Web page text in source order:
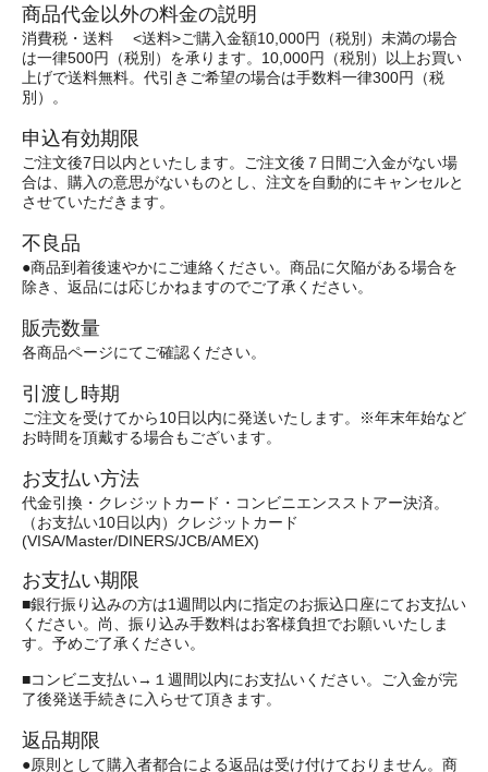
商品代金以外の料金の説明
消費税・送料 <送料>ご購入金額10,000円（税別）未満の場合
は一律500円（税別）を承ります。10,000円（税別）以上お買い
上げで送料無料。代引きご希望の場合は手数料一律300円（税
別）。
申込有効期限
ご注文後7日以内といたします。ご注文後７日間ご入金がない場
合は、購入の意思がないものとし、注文を自動的にキャンセルと
させていただきます。
不良品
●商品到着後速やかにご連絡ください。商品に欠陥がある場合を
除き、返品には応じかねますのでご了承ください。
販売数量
各商品ページにてご確認ください。
引渡し時期
ご注文を受けてから10日以内に発送いたします。※年末年始など
お時間を頂戴する場合もございます。
お支払い方法
代金引換・クレジットカード・コンビニエンスストアー決済。
（お支払い10日以内）クレジットカード
(VISA/Master/DINERS/JCB/AMEX)
お支払い期限
■銀行振り込みの方は1週間以内に指定のお振込口座にてお支払い
ください。尚、振り込み手数料はお客様負担でお願いいたしま
す。予めご了承ください。
■コンビニ支払い→１週間以内にお支払いください。ご入金が完
了後発送手続きに入らせて頂きます。
返品期限
●原則として購入者都合による返品は受け付けておりません。商